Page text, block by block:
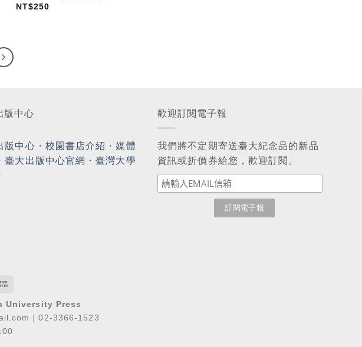
NT$250
版中心
版中心 ・ 校園書店介紹 ・媒體
臺大出版中心官網 ・臺灣大學
歡迎訂閱電子報
我們將不定期寄送臺大紀念品的新品
資訊或折價券給您，歡迎訂閱。
University Press
｜02-3366-1523